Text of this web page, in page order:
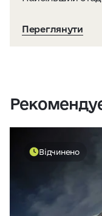
Переглянути
Відчинено